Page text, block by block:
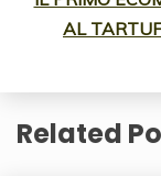
AL
Related